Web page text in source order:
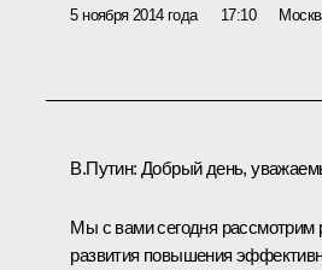
5 ноября 2014 года 17:10
В.Путин: Добрый день,
Мы с вами сегодня рассмотрим
развития повышения